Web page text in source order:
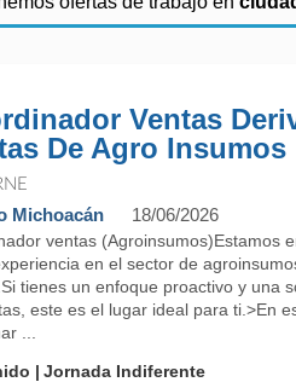
Ventas
De Agro Insumos
Michoacán 18/06/2026
ventas (Agroinsumos)Estamos
en el sector de
tienes un enfoque proactivo y una
este es el lugar ideal para ti.>En
...
Jornada Indiferente